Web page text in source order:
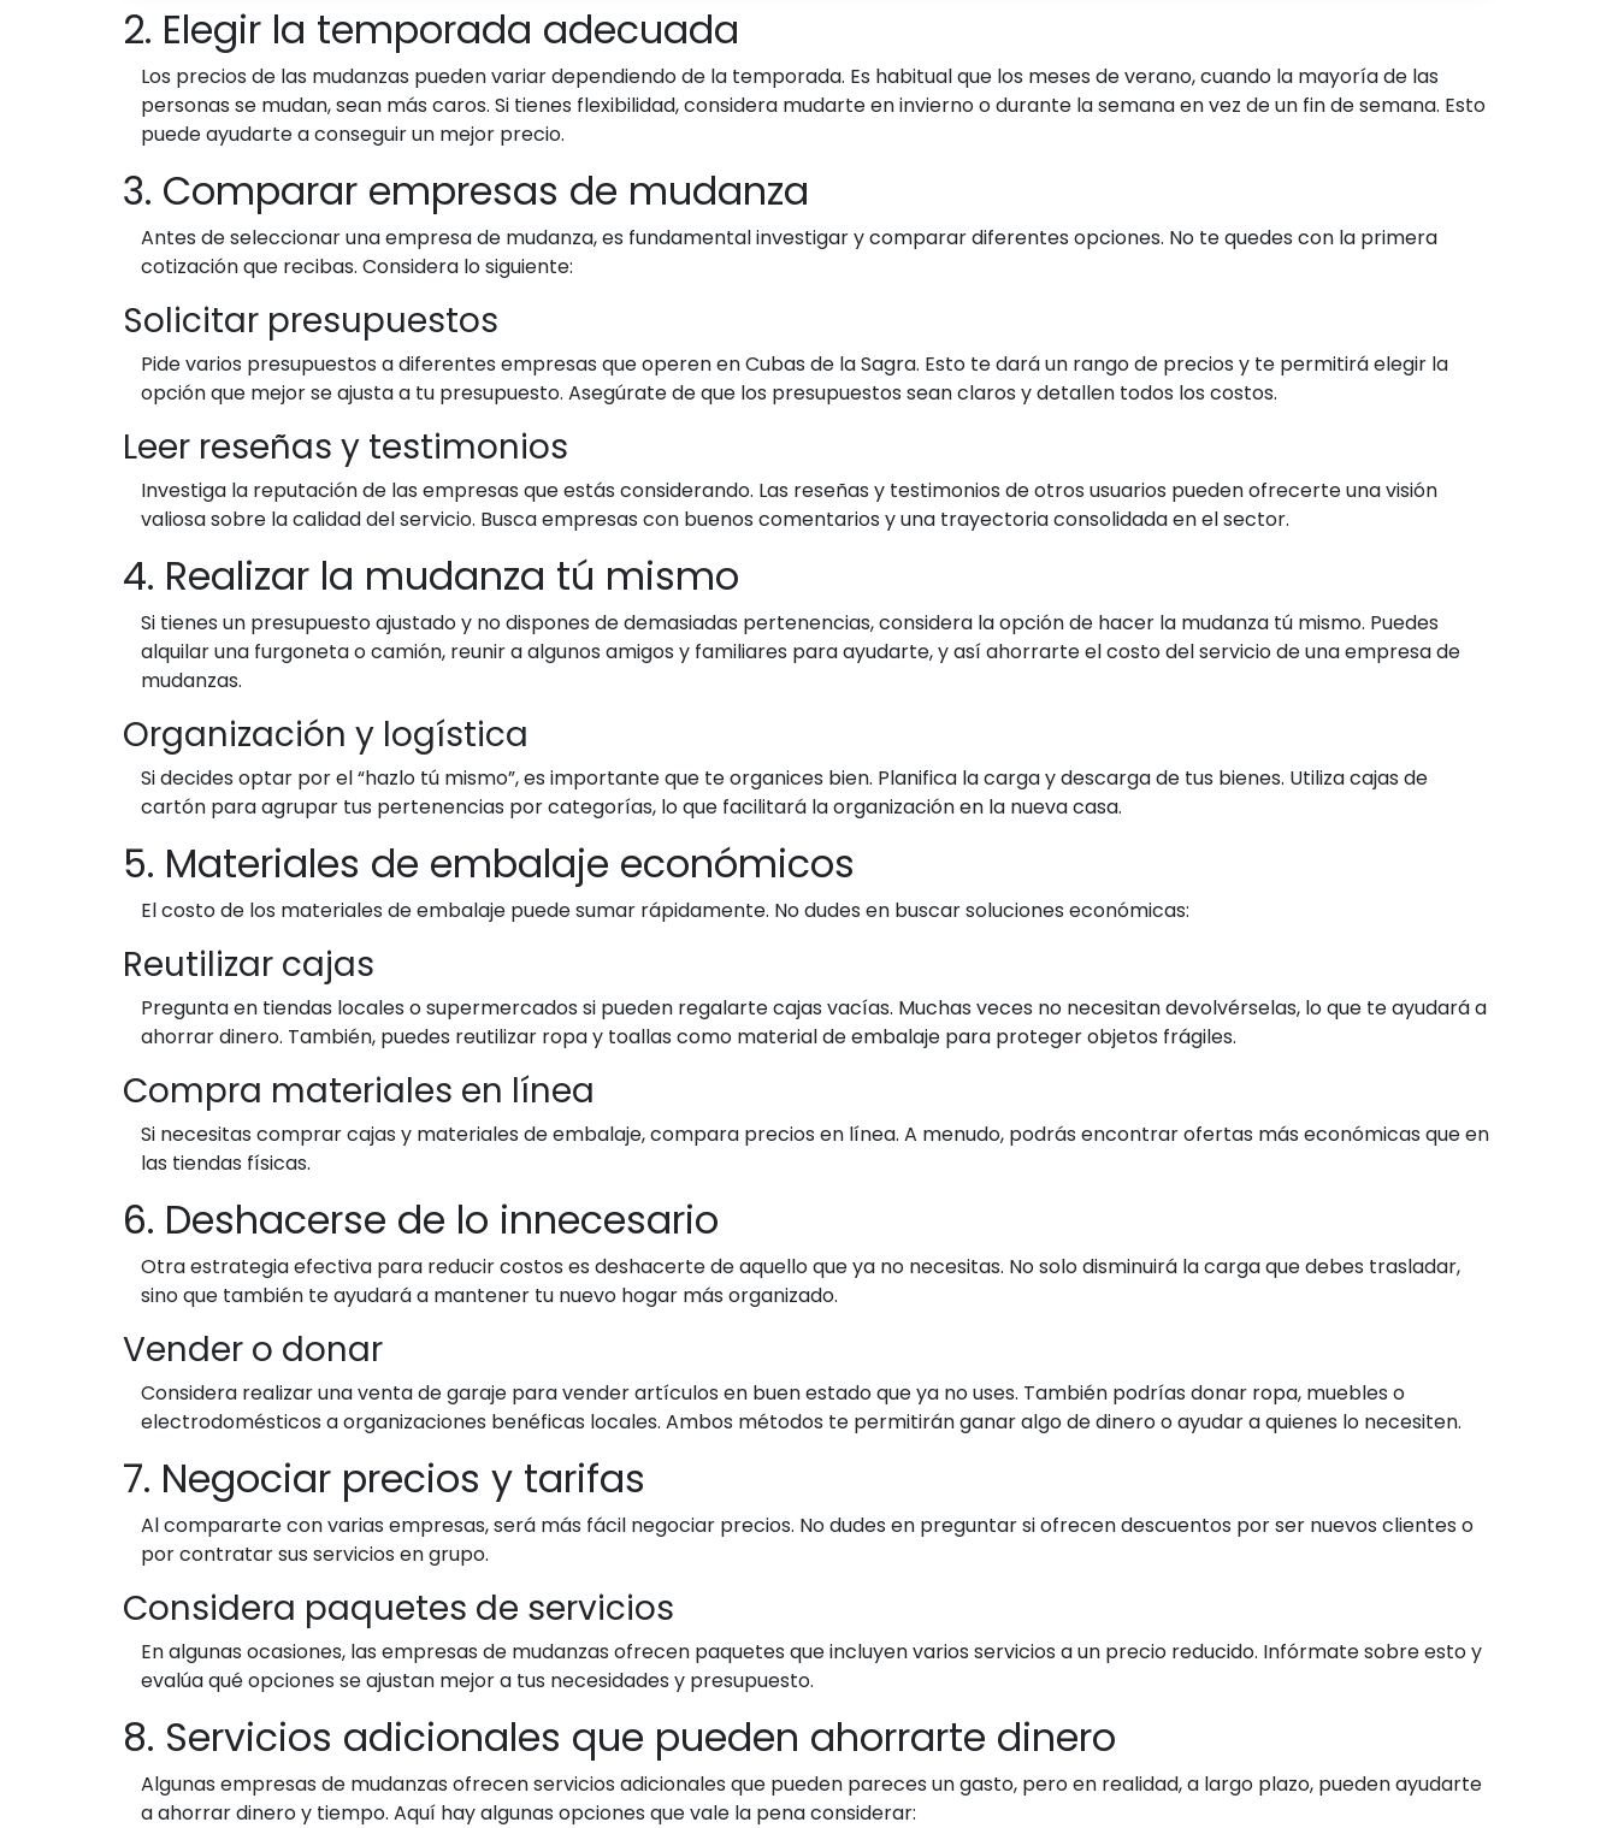
2. Elegir la temporada adecuada
Los precios de las mudanzas pueden variar dependiendo de la temporada. Es habitual que los meses de verano, cuando la mayoría de las
personas se mudan, sean más caros. Si tienes flexibilidad, considera mudarte en invierno o durante la semana en vez de un fin de semana. Esto
puede ayudarte a conseguir un mejor precio.
3. Comparar empresas de mudanza
Antes de seleccionar una empresa de mudanza, es fundamental investigar y comparar diferentes opciones. No te quedes con la primera
cotización que recibas. Considera lo siguiente:
Solicitar presupuestos
Pide varios presupuestos a diferentes empresas que operen en Cubas de la Sagra. Esto te dará un rango de precios y te permitirá elegir la
opción que mejor se ajusta a tu presupuesto. Asegúrate de que los presupuestos sean claros y detallen todos los costos.
Leer reseñas y testimonios
Investiga la reputación de las empresas que estás considerando. Las reseñas y testimonios de otros usuarios pueden ofrecerte una visión
valiosa sobre la calidad del servicio. Busca empresas con buenos comentarios y una trayectoria consolidada en el sector.
4. Realizar la mudanza tú mismo
Si tienes un presupuesto ajustado y no dispones de demasiadas pertenencias, considera la opción de hacer la mudanza tú mismo. Puedes
alquilar una furgoneta o camión, reunir a algunos amigos y familiares para ayudarte, y así ahorrarte el costo del servicio de una empresa de
mudanzas.
Organización y logística
Si decides optar por el “hazlo tú mismo”, es importante que te organices bien. Planifica la carga y descarga de tus bienes. Utiliza cajas de
cartón para agrupar tus pertenencias por categorías, lo que facilitará la organización en la nueva casa.
5. Materiales de embalaje económicos
El costo de los materiales de embalaje puede sumar rápidamente. No dudes en buscar soluciones económicas:
Reutilizar cajas
Pregunta en tiendas locales o supermercados si pueden regalarte cajas vacías. Muchas veces no necesitan devolvérselas, lo que te ayudará a
ahorrar dinero. También, puedes reutilizar ropa y toallas como material de embalaje para proteger objetos frágiles.
Compra materiales en línea
Si necesitas comprar cajas y materiales de embalaje, compara precios en línea. A menudo, podrás encontrar ofertas más económicas que en
las tiendas físicas.
6. Deshacerse de lo innecesario
Otra estrategia efectiva para reducir costos es deshacerte de aquello que ya no necesitas. No solo disminuirá la carga que debes trasladar,
sino que también te ayudará a mantener tu nuevo hogar más organizado.
Vender o donar
Considera realizar una venta de garaje para vender artículos en buen estado que ya no uses. También podrías donar ropa, muebles o
electrodomésticos a organizaciones benéficas locales. Ambos métodos te permitirán ganar algo de dinero o ayudar a quienes lo necesiten.
7. Negociar precios y tarifas
Al compararte con varias empresas, será más fácil negociar precios. No dudes en preguntar si ofrecen descuentos por ser nuevos clientes o
por contratar sus servicios en grupo.
Considera paquetes de servicios
En algunas ocasiones, las empresas de mudanzas ofrecen paquetes que incluyen varios servicios a un precio reducido. Infórmate sobre esto y
evalúa qué opciones se ajustan mejor a tus necesidades y presupuesto.
8. Servicios adicionales que pueden ahorrarte dinero
Algunas empresas de mudanzas ofrecen servicios adicionales que pueden pareces un gasto, pero en realidad, a largo plazo, pueden ayudarte
a ahorrar dinero y tiempo. Aquí hay algunas opciones que vale la pena considerar: